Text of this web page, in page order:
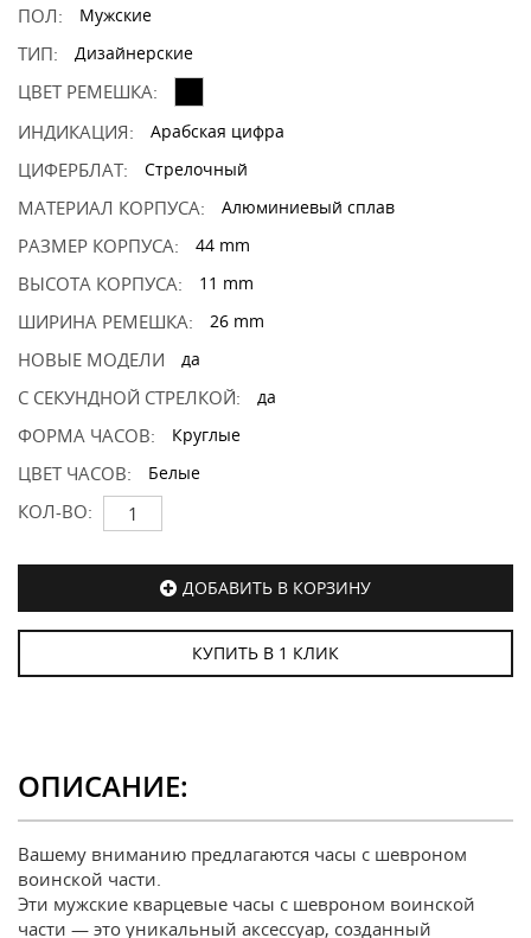
ПОЛ: Мужские
ТИП: Дизайнерские
ЦВЕТ РЕМЕШКА:
ИНДИКАЦИЯ:
Арабская цифра
ЦИФЕРБЛАТ: Стрелочный
МАТЕРИАЛ КОРПУСА: Алюминиевый сплав
РАЗМЕР КОРПУСА: 44 mm
ВЫСОТА КОРПУСА: 11 mm
ШИРИНА РЕМЕШКА: 26 mm
НОВЫЕ МОДЕЛИ да
С СЕКУНДНОЙ СТРЕЛКОЙ: да
ФОРМА ЧАСОВ: Круглые
ЦВЕТ ЧАСОВ: Белые
КОЛ-ВО:
ДОБАВИТЬ В КОРЗИНУ
КУПИТЬ В 1 КЛИК
ОПИСАНИЕ:
Вашему вниманию предлагаются часы с шевроном
воинской части.
Эти мужские кварцевые часы с шевроном воинской
части — это уникальный аксессуар, созданный